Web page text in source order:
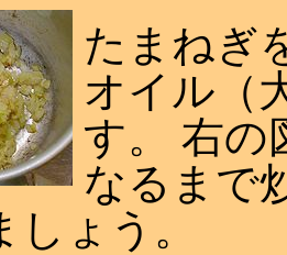
たまねぎ
オイル（
す。 右の
なるまで
しょう。